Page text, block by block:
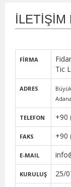
İLETİŞİM
FİRMA
Tic
ADRES
TELEFON +90
FAKS +90
E-MAIL
KURULUŞ 25/